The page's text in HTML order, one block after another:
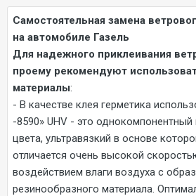
Самостоятельная замена
на автомобиле Газель
Для надежного приклеивания
проему рекомендуют
материалы:
- В качестве клея герметика
-8590» UHV - это однокомпонентный
цвета, ультравязкий в основе
отличается очень высокой
воздействием влаги воздуха с
резинообразного материала.